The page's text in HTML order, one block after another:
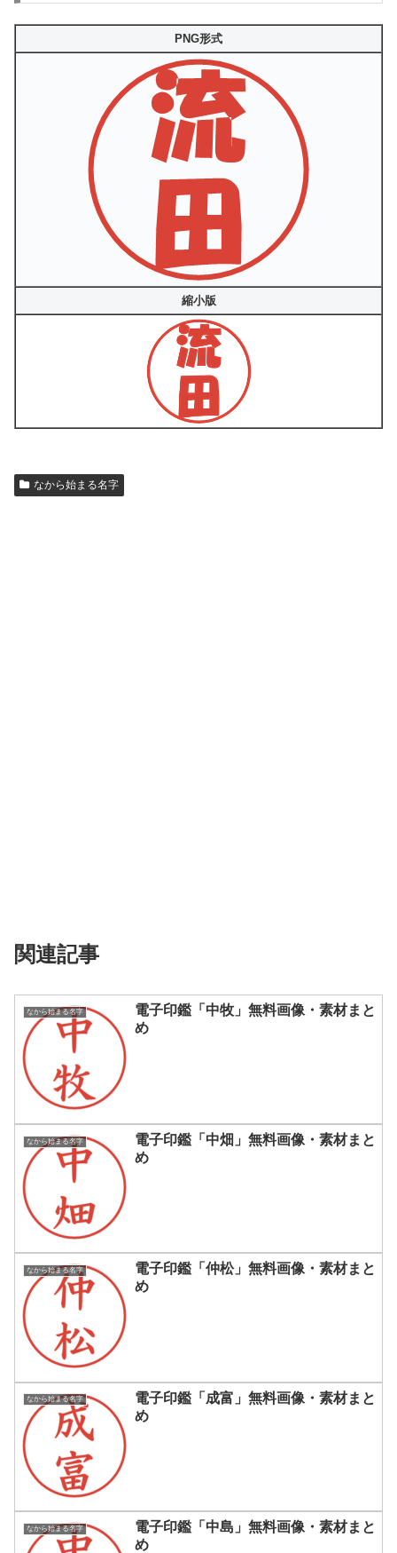
PNG形式
縮小版
なから始まる名字
関連記事
なから始まる名字
電子印鑑「中牧」無料画像・素材まと
め
なから始まる名字
電子印鑑「中畑」無料画像・素材まと
め
なから始まる名字
電子印鑑「仲松」無料画像・素材まと
め
なから始まる名字
電子印鑑「成富」無料画像・素材まと
め
なから始まる名字
電子印鑑「中島」無料画像・素材まと
め